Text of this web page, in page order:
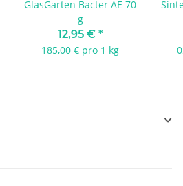
GlasGarten Bacter AE 70
g
12,95 € *
185,00 € pro 1 kg